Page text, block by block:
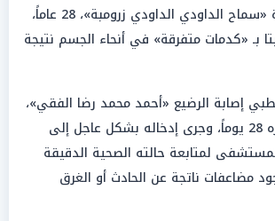
الابتدائية، والسيدة «سماح الداودي الداودي زرومبة»، 28 عاماً،
بـ «كدمات متفرقة» في أنحاء الجسم نتيجة
إصابة الرضيع «أحمد محمد رضا الفقي»،
الذي لم يتجاوز عمره 28 يوماً، وجرى إدخاله بشكل عاجل إلى
لمتابعة حالته الصحية الدقيقة
مضاعفات ناتجة عن الحادث أو الغرق